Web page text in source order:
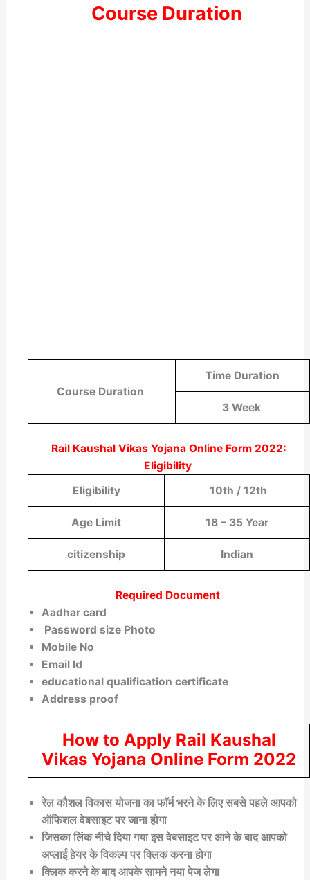
Course Duration
Course Duration
Time Duration
3 Week
Rail Kaushal Vikas Yojana Online Form 2022:
Eligibility
Eligibility
10th / 12th
Age Limit 18 – 35 Year
citizenship Indian
Required Document
Aadhar card
Password size Photo
Mobile No
Email Id
educational qualification certificate
Address proof
How to Apply Rail Kaushal
Vikas Yojana Online Form 2022
रेल कौशल विकास योजना का फॉर्म भरने के लिए सबसे पहले आपको
ऑफिशल वेबसाइट पर जाना होगा
जिसका लिंक नीचे दिया गया इस वेबसाइट पर आने के बाद आपको
अप्लाई हेयर के विकल्प पर क्लिक करना होगा
क्लिक करने के बाद आपके सामने नया पेज लेगा